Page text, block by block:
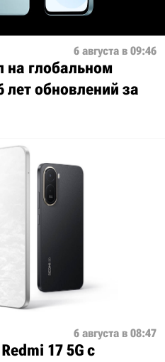
6 августа в 09:46
на глобальном
лет обновлений за
6 августа в 08:47
17 5G с